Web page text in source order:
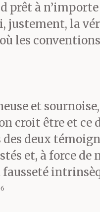
prêt à
justement, la
les
et
croit être et ce
deux
et, à force